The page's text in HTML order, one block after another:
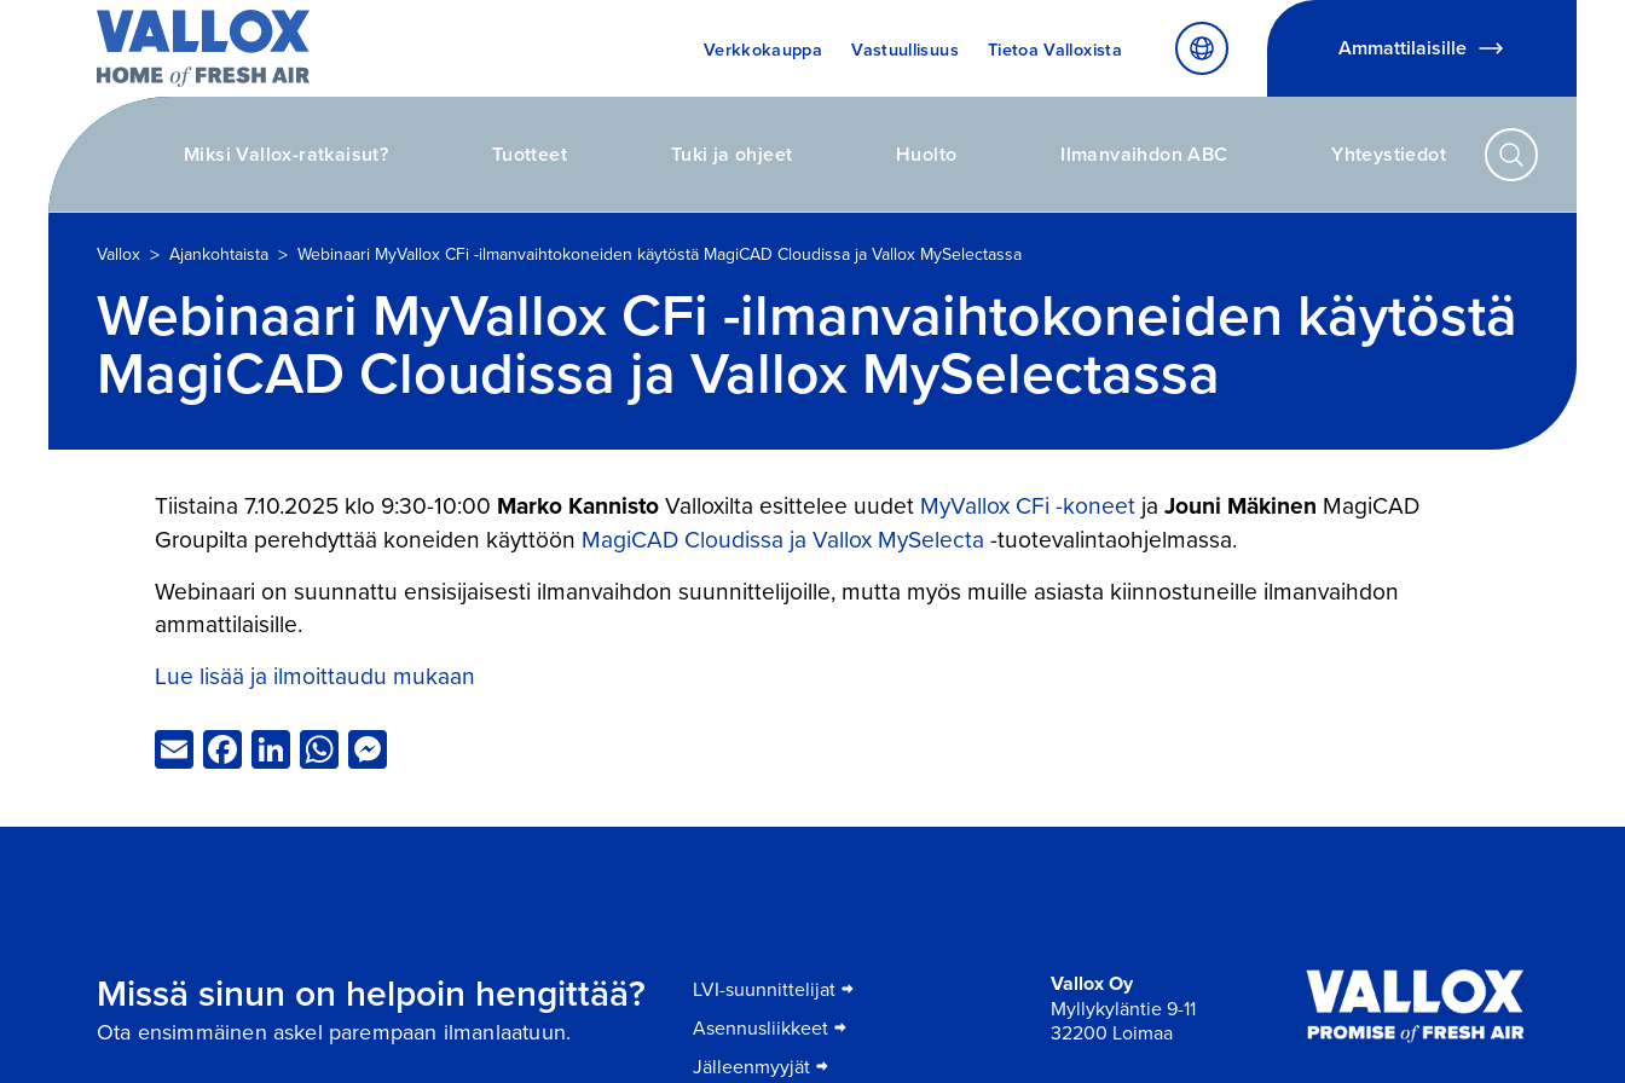
Verkkokauppa Vastuullisuus Tietoa Valloxista Ammattilaisille
Miksi Vallox-ratkaisut? Tuotteet Tuki ja ohjeet Huolto Ilmanvaihdon ABC Yhteystiedot
Vallox > Ajankohtaista > Webinaari MyVallox CFi -ilmanvaihtokoneiden käytöstä MagiCAD Cloudissa ja Vallox MySelectassa
Webinaari MyVallox CFi -ilmanvaihtokoneiden käytöstä
MagiCAD Cloudissa ja Vallox MySelectassa
Tiistaina 7.10.2025 klo 9:30-10:00 Marko KannistoValloxilta esittelee uudet MyVallox CFi -koneet ja Jouni Mäkinen MagiCAD
Groupilta perehdyttää koneiden käyttöön MagiCAD Cloudissa ja Vallox MySelecta -tuotevalintaohjelmassa.
Webinaari on suunnattu ensisijaisesti ilmanvaihdon suunnittelijoille, mutta myös muille asiasta kiinnostuneille ilmanvaihdon
ammattilaisille.
Lue lisää ja ilmoittaudu mukaan
EmailFacebook
LinkedIn
WhatsApp
Missä sinun on helpoin hengittää?
Ota ensimmäinen askel parempaan ilmanlaatuun.
LVI-suunnittelijat
Asennusliikkeet
Jälleenmyyjät
Vallox Oy
Myllykyläntie 9-11
32200 Loimaa